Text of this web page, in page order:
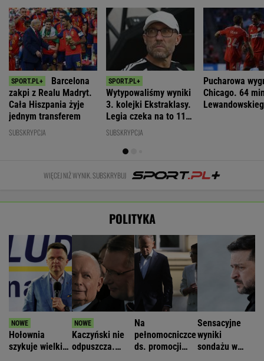
Barcelona
zakpi z Realu Madryt.
Cała Hiszpania żyje
jednym transferem
SUBSKRYPCJA
Wytypowaliśmy wyniki
3. kolejki Ekstraklasy.
Legia czeka na to 11
lat
SUBSKRYPCJA
Pucharowa
Chicago. 64
WIĘCEJ NIŻ WYNIK. SUBSKRYBUJ
POLITYKA
Hołownia
szykuje wielki
Kaczyński nie
odpuszcza.
Na
pełnomocniczce
ds. promocji
Sensacyjne
wyniki
sondażu w